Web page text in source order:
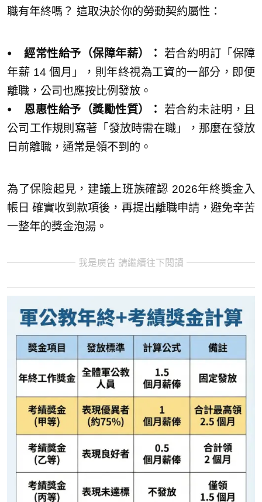
職有年終嗎？ 這取決於你的勞動契約屬性：
⦁ 經常性給予（保障年薪）：
若合約明訂「保障
年薪 14 個月」，則年終視為工資的一部分，即便
離職，公司也應按比例發放。
⦁ 恩惠性給予（獎勵性質）： 若合約未註明，且
公司工作規則寫著「發放時需在職」，那麼在發放
日前離職，通常是領不到的。
為了保險起見，建議上班族確認 2026年終獎金入
帳日 確實收到款項後，再提出離職申請，避免辛苦
一整年的獎金泡湯。
我是廣告 請繼續往下閱讀